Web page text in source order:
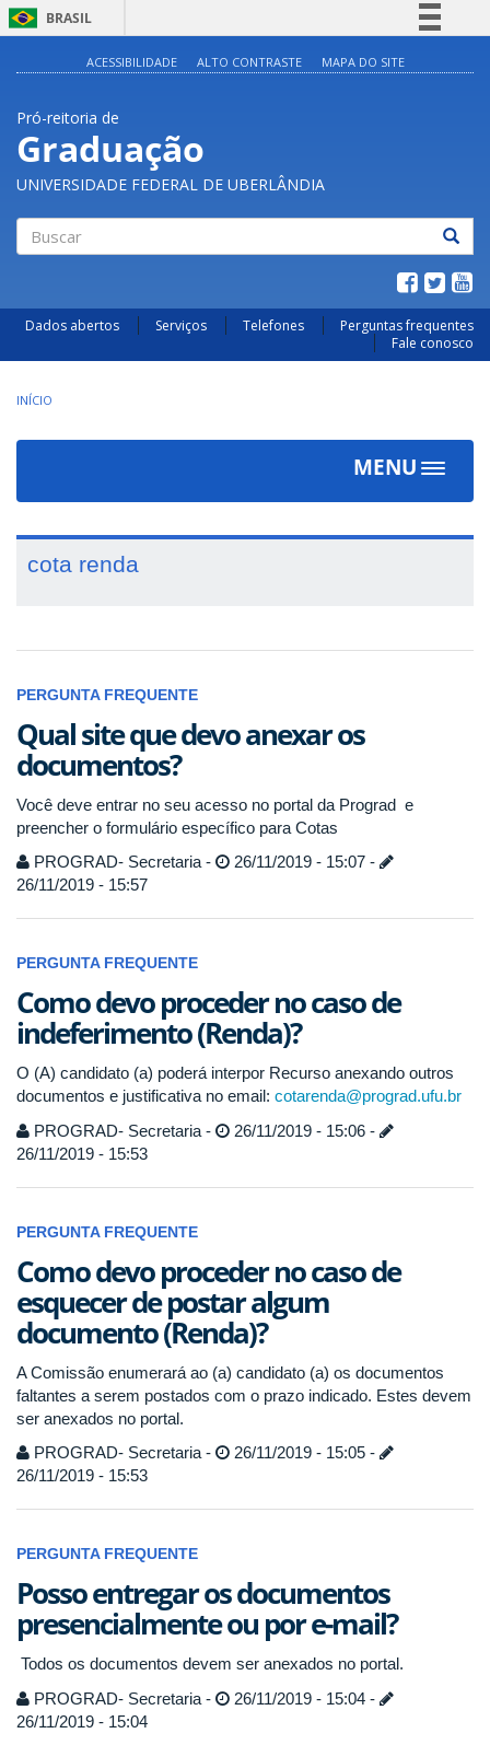
BRASIL
Legislação
Canais
ACESSIBILIDADE ALTO CONTRASTE MAPA DO SITE
Pró-reitoria de
Graduação
UNIVERSIDADE FEDERAL DE UBERLÂNDIA
Dados abertos Serviços Telefones
Perguntas frequentes
Fale conosco
INÍCIO
MENU
Toggle
cota renda
PERGUNTA FREQUENTE
Qual site que devo anexar os
documentos?
Você deve entrar no seu acesso no portal da Prograd e
preencher o formulário específico para Cotas
PROGRAD- Secretaria -
26/11/2019 - 15:07 -
26/11/2019 - 15:57
PERGUNTA FREQUENTE
Como devo proceder no caso de
indeferimento (Renda)?
O (A) candidato (a) poderá interpor Recurso anexando outros
documentos e justificativa no email: cotarenda@prograd.ufu.br
PROGRAD- Secretaria -
26/11/2019 - 15:06 -
26/11/2019 - 15:53
PERGUNTA FREQUENTE
Como devo proceder no caso de
esquecer de postar algum
documento (Renda)?
A Comissão enumerará ao (a) candidato (a) os documentos
faltantes a serem postados com o prazo indicado. Estes devem
ser anexados no portal.
PROGRAD- Secretaria -
26/11/2019 - 15:05 -
26/11/2019 - 15:53
PERGUNTA FREQUENTE
Posso entregar os documentos
presencialmente ou por e-mail?
Todos os documentos devem ser anexados no portal.
PROGRAD- Secretaria -
26/11/2019 - 15:04 -
26/11/2019 - 15:04